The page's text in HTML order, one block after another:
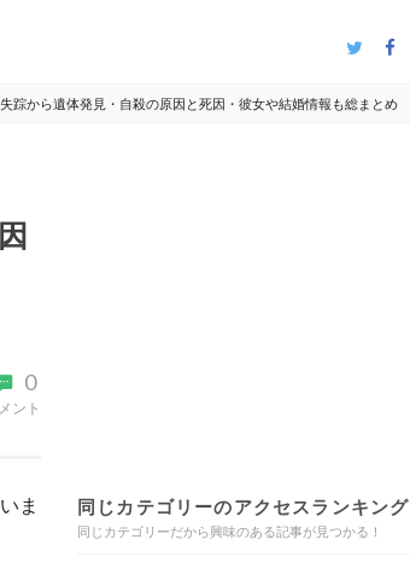
踪から遺体発見・自殺の原因と死因・彼女や結婚情報も総まとめ
0
ント
ま
同じカテゴリーのアクセスランキング
同じカテゴリーだから興味のある記事が見つかる！